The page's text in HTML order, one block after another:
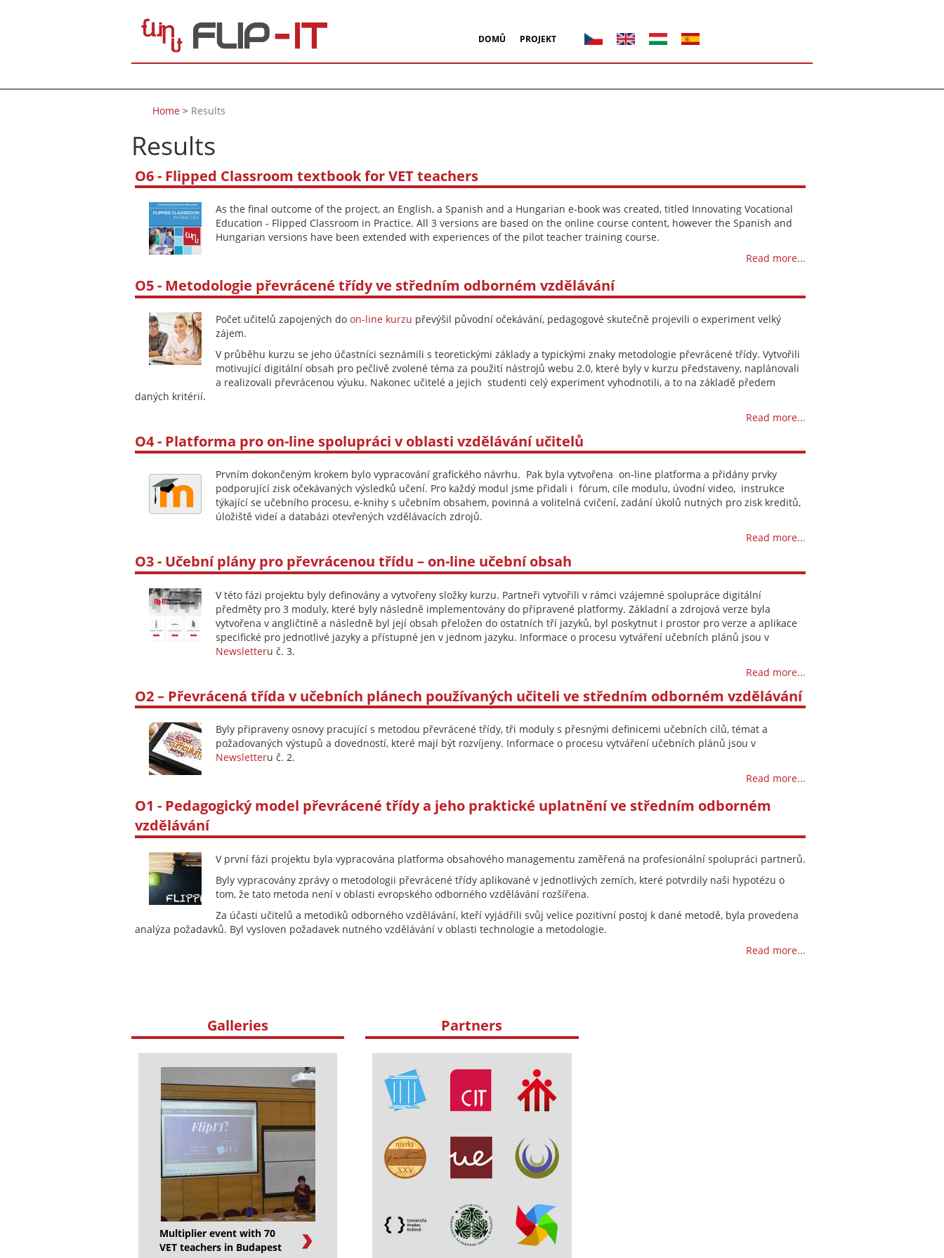
DOMŮ PROJEKT
Home > Results
Results
O6 - Flipped Classroom textbook for VET teachers
As the final outcome of the project, an English, a Spanish and a Hungarian e-book was created, titled Innovating Vocational
Education - Flipped Classroom in Practice. All 3 versions are based on the online course content, however the Spanish and
Hungarian versions have been extended with experiences of the pilot teacher training course.
Read more...
O5 - Metodologie převrácené třídy ve středním odborném vzdělávání
Počet učitelů zapojených do on-line kurzu převýšil původní očekávání, pedagogové skutečně projevili o experiment velký
zájem.
V průběhu kurzu se jeho účastníci seznámili s teoretickými základy a typickými znaky metodologie převrácené třídy. Vytvořili
motivující digitální obsah pro pečlivě zvolené téma za použití nástrojů webu 2.0, které byly v kurzu představeny, naplánovali
a realizovali převrácenou výuku. Nakonec učitelé a jejich studenti celý experiment vyhodnotili, a to na základě předem
daných kritérií.
Read more...
O4 - Platforma pro on-line spolupráci v oblasti vzdělávání učitelů
Prvním dokončeným krokem bylo vypracování grafického návrhu. Pak byla vytvořena on-line platforma a přidány prvky
podporující zisk očekávaných výsledků učení. Pro každý modul jsme přidali i fórum, cíle modulu, úvodní video, instrukce
týkající se učebního procesu, e-knihy s učebním obsahem, povinná a volitelná cvičení, zadání úkolů nutných pro zisk kreditů,
úložiště videí a databázi otevřených vzdělávacích zdrojů.
Read more...
O3 - Učební plány pro převrácenou třídu – on-line učební obsah
V této fázi projektu byly definovány a vytvořeny složky kurzu. Partneři vytvořili v rámci vzájemné spolupráce digitální
předměty pro 3 moduly, které byly následně implementovány do připravené platformy. Základní a zdrojová verze byla
vytvořena v angličtině a následně byl její obsah přeložen do ostatních tří jazyků, byl poskytnut i prostor pro verze a aplikace
specifické pro jednotlivé jazyky a přístupné jen v jednom jazyku. Informace o procesu vytváření učebních plánů jsou v
Newsletteru č. 3.
Read more...
O2 – Převrácená třída v učebních plánech používaných učiteli ve středním odborném vzdělávání
Byly připraveny osnovy pracující s metodou převrácené třídy, tři moduly s přesnými definicemi učebních cílů, témat a
požadovaných výstupů a dovedností, které mají být rozvíjeny. Informace o procesu vytváření učebních plánů jsou v
Newsletteru č. 2.
Read more...
O1 - Pedagogický model převrácené třídy a jeho praktické uplatnění ve středním odborném
vzdělávání
V první fázi projektu byla vypracována platforma obsahového managementu zaměřená na profesionální spolupráci partnerů.
Byly vypracovány zprávy o metodologii převrácené třídy aplikované v jednotlivých zemích, které potvrdily naši hypotézu o
tom, že tato metoda není v oblasti evropského odborného vzdělávání rozšířena.
Za účasti učitelů a metodiků odborného vzdělávání, kteří vyjádřili svůj velice pozitivní postoj k dané metodě, byla provedena
analýza požadavků. Byl vysloven požadavek nutného vzdělávání v oblasti technologie a metodologie.
Read more...
Galleries
Multiplier event with 70
VET teachers in Budapest
Partners